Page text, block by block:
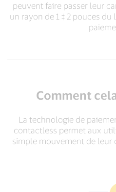
peuvent faire passer leur
un rayon de 1 ‡ 2 pouces
Comment
La technologie de
contactless permet aux
simple mouvement de leur